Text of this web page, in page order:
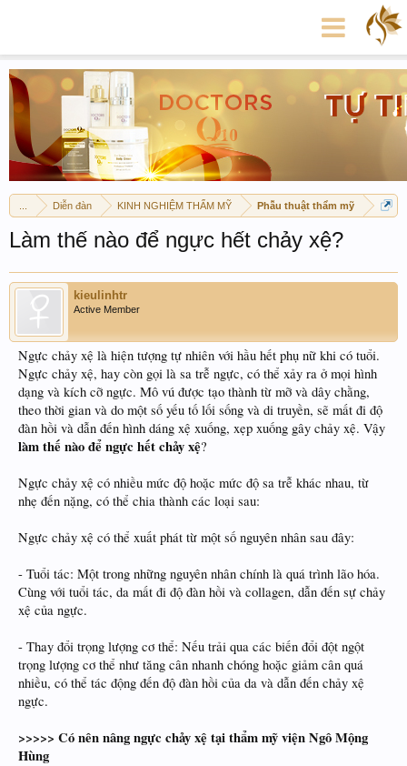
Diễn đàn KINH NGHIỆM THẨM MỸ Phẫu thuật thẩm mỹ
Làm thế nào để ngực hết chảy xệ?
kieulinhtr
Active Member
Ngực chảy xệ là hiện tượng tự nhiên với hầu hết phụ nữ khi có tuổi.
Ngực chảy xệ, hay còn gọi là sa trễ ngực, có thể xảy ra ở mọi hình
dạng và kích cỡ ngực. Mô vú được tạo thành từ mỡ và dây chằng,
theo thời gian và do một số yếu tố lối sống và di truyền, sẽ mất đi độ
đàn hồi và dẫn đến hình dáng xệ xuống, xẹp xuống gây chảy xệ. Vậy
làm thế nào để ngực hết chảy xệ?
Ngực chảy xệ có nhiều mức độ hoặc mức độ sa trễ khác nhau, từ
nhẹ đến nặng, có thể chia thành các loại sau:
Ngực chảy xệ có thể xuất phát từ một số nguyên nhân sau đây:
- Tuổi tác: Một trong những nguyên nhân chính là quá trình lão hóa.
Cùng với tuổi tác, da mất đi độ đàn hồi và collagen, dẫn đến sự chảy
xệ của ngực.
- Thay đổi trọng lượng cơ thể: Nếu trải qua các biến đổi đột ngột
trọng lượng cơ thể như tăng cân nhanh chóng hoặc giảm cân quá
nhiều, có thể tác động đến độ đàn hồi của da và dẫn đến chảy xệ
ngực.
>>>>> Có nên nâng ngực chảy xệ tại thẩm mỹ viện Ngô Mộng
Hùng